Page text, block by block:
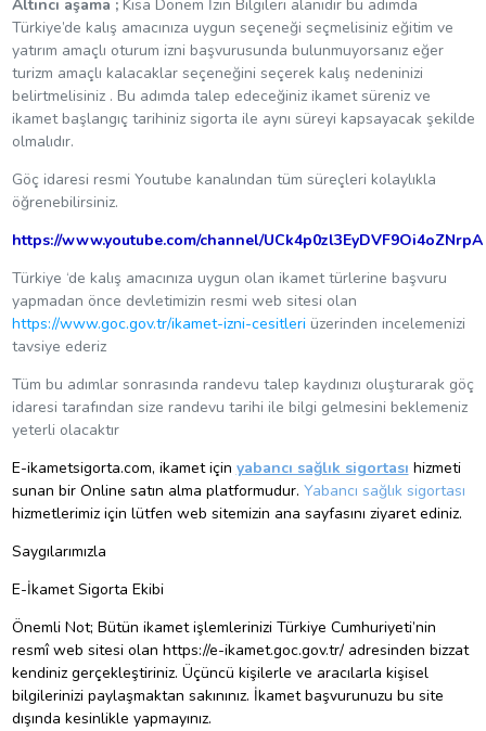
Altıncı aşama ; Kısa Dönem İzin Bilgileri alanıdır bu adımda
Türkiye’de kalış amacınıza uygun seçeneği seçmelisiniz eğitim ve
yatırım amaçlı oturum izni başvurusunda bulunmuyorsanız eğer
turizm amaçlı kalacaklar seçeneğini seçerek kalış nedeninizi
belirtmelisiniz . Bu adımda talep edeceğiniz ikamet süreniz ve
ikamet başlangıç tarihiniz sigorta ile aynı süreyi kapsayacak şekilde
olmalıdır.
Göç idaresi resmi Youtube kanalından tüm süreçleri kolaylıkla
öğrenebilirsiniz.
https://www.youtube.com/channel/UCk4p0zl3EyDVF9Oi4oZNrpA
Türkiye ‘de kalış amacınıza uygun olan ikamet türlerine başvuru
yapmadan önce devletimizin resmi web sitesi olan
https://www.goc.gov.tr/ikamet-izni-cesitleriüzerinden incelemenizi
tavsiye ederiz
Tüm bu adımlar sonrasında randevu talep kaydınızı oluşturarak göç
idaresi tarafından size randevu tarihi ile bilgi gelmesini beklemeniz
yeterli olacaktır
E-ikametsigorta.com, ikamet için yabancı sağlık sigortası hizmeti
sunan bir Online satın alma platformudur. Yabancı sağlık sigortası
hizmetlerimiz için lütfen web sitemizin ana sayfasını ziyaret ediniz.
Saygılarımızla
E-İkamet Sigorta Ekibi
Önemli Not; Bütün ikamet işlemlerinizi Türkiye Cumhuriyeti’nin
resmî web sitesi olan https://e-ikamet.goc.gov.tr/adresinden bizzat
kendiniz gerçekleştiriniz. Üçüncü kişilerle ve aracılarla kişisel
bilgilerinizi paylaşmaktan sakınınız. İkamet başvurunuzu bu site
dışında kesinlikle yapmayınız.